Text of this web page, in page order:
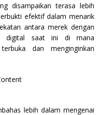
disampaikan terasa lebih
efektif dalam menarik
antara merek dengan
digital saat ini di mana
dan menginginkan
lebih dalam mengenai